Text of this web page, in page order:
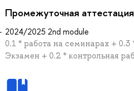
Промежуточная аттестация
2024/2025 2nd module
0.1 * работа на семинарах + 0.3
Экзамен + 0.2 * контрольная